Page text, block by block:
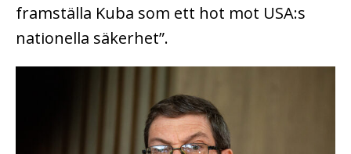
framställa Kuba som ett hot mot USA:s
nationella säkerhet”.